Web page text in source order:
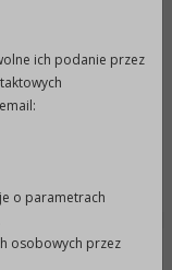
ich podanie przez
o parametrach
osobowych przez